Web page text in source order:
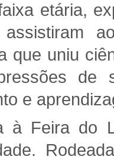
etária,
que uniu
de
e
à Feira do